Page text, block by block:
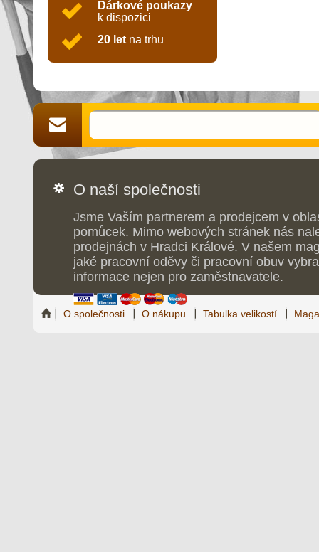
Dárkové poukazy
k dispozici
20 let na trhu
O naší společnosti
Jsme Vaším partnerem a prodejcem v
pomůcek. Mimo webových stránek nás
prodejnách v Hradci Králové. V našem
jaké pracovní oděvy či pracovní obuv
informace nejen pro zaměstnavatele.
O společnosti O nákupu Tabulka velikostí